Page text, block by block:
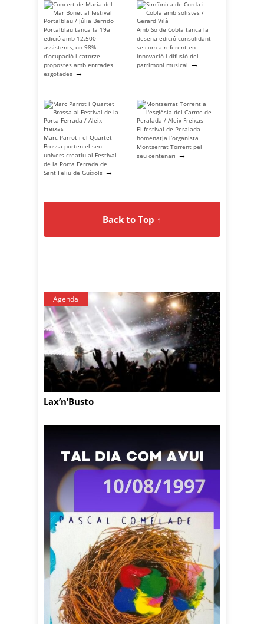
Portalblau tanca la 19a
edició amb 12.500
assistents, un 98%
d’ocupació i catorze
propostes amb entrades
esgotades →
Amb So de Cobla tanca la
desena edició consolidant-
se com a referent en
innovació i difusió del
patrimoni musical →
Marc Parrot i el Quartet
Brossa porten el seu
univers creatiu al Festival
de la Porta Ferrada de
Sant Feliu de Guíxols →
El festival de Peralada
homenatja l’organista
Montserrat Torrent pel
seu centenari →
Back to Top ↑
Agenda
Lax’n’Busto